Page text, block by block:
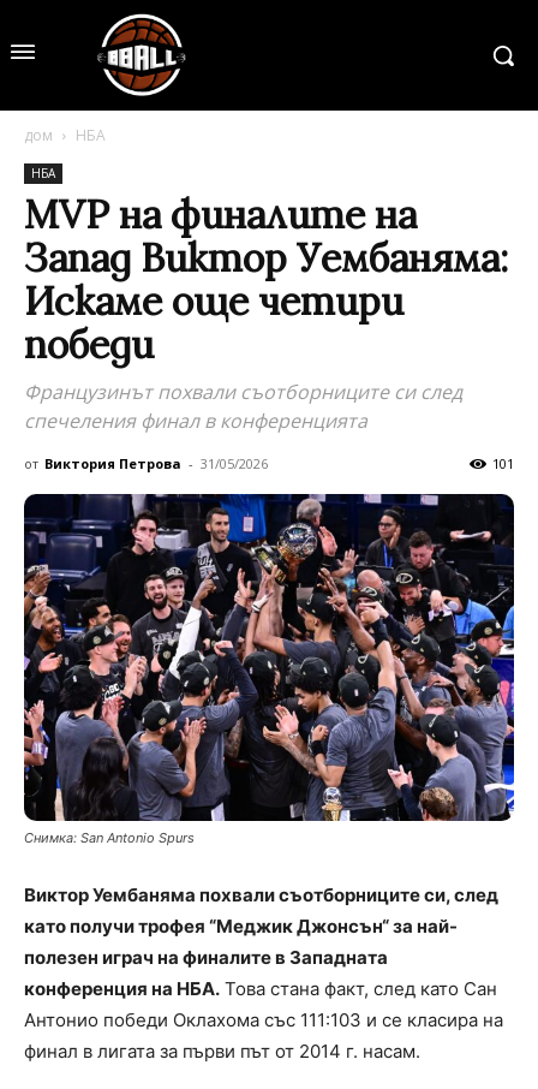
дом НБА
НБА
MVP на финалите на
Запад Виктор Уембаняма:
Искаме още четири
победи
Французинът похвали съотборниците си след
спечеления финал в конференцията
от Виктория Петрова - 31/05/2026 101
Снимка: San Antonio Spurs
Виктор Уембаняма похвали съотборниците си, след
като получи трофея “Меджик Джонсън“ за най-
полезен играч на финалите в Западната
конференция на НБА. Това стана факт, след като Сан
Антонио победи Оклахома със 111:103 и се класира на
финал в лигата за първи път от 2014 г. насам.